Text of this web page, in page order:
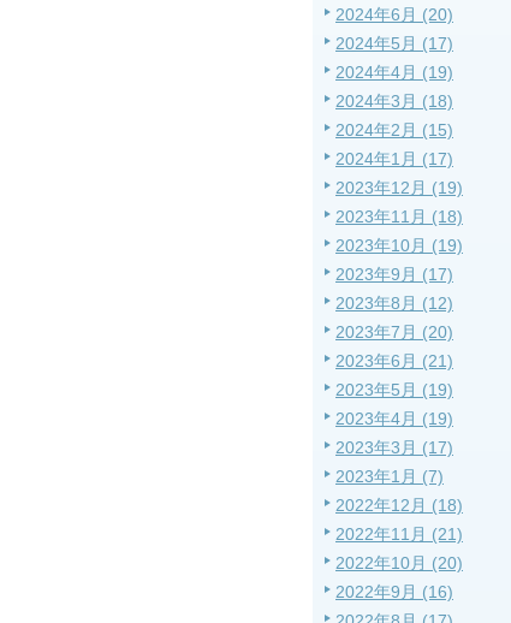
2024年6月 (20)
2024年5月 (17)
2024年4月 (19)
2024年3月 (18)
2024年2月 (15)
2024年1月 (17)
2023年12月 (19)
2023年11月 (18)
2023年10月 (19)
2023年9月 (17)
2023年8月 (12)
2023年7月 (20)
2023年6月 (21)
2023年5月 (19)
2023年4月 (19)
2023年3月 (17)
2023年1月 (7)
2022年12月 (18)
2022年11月 (21)
2022年10月 (20)
2022年9月 (16)